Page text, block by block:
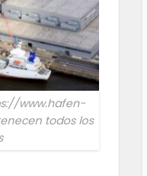
www.hafen-
todos los